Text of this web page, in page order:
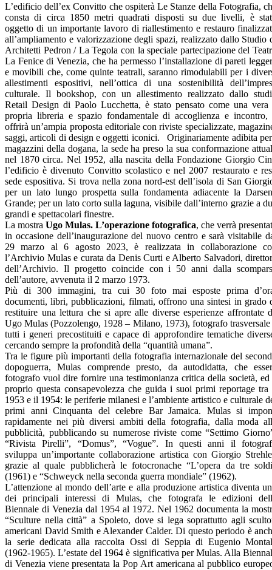
L’edificio dell’ex Convitto che ospiterà Le Stanze della Fotografia,
consta di circa 1850 metri quadrati disposti su due livelli, è
oggetto di un importante lavoro di riallestimento e restauro
all’ampliamento e valorizzazione degli spazi, realizzato dallo Studio
Architetti Pedron / La Tegola con la speciale partecipazione del
La Fenice di Venezia, che ha permesso l’installazione di pareti
e movibili che, come quinte teatrali, saranno rimodulabili per i
allestimenti espositivi, nell’ottica di una sostenibilità
culturale. Il bookshop, con un allestimento realizzato dallo
Retail Design di Paolo Lucchetta, è stato pensato come una vera
propria libreria e spazio fondamentale di accoglienza e incontro,
offrirà un’ampia proposta editoriale con riviste specializzate,
saggi, articoli di design e oggetti iconici. Originariamente adibita
magazzini della dogana, la sede ha preso la sua conformazione
nel 1870 circa. Nel 1952, alla nascita della Fondazione Giorgio
l’edificio è divenuto Convitto scolastico e nel 2007 restaurato e
sede espositiva. Si trova nella zona nord-est dell’isola di San
per un lato lungo prospetta sulla fondamenta adiacente la
Grande; per un lato corto sulla laguna, visibile dall’interno grazie a
grandi e spettacolari finestre.
La mostra Ugo Mulas. L’operazione fotografica, che verrà
in occasione dell’inaugurazione del nuovo centro e sarà visitabile
29 marzo al 6 agosto 2023, è realizzata in collaborazione
l’Archivio Mulas e curata da Denis Curti e Alberto Salvadori,
dell’Archivio. Il progetto coincide con i 50 anni dalla
dell’autore, avvenuta il 2 marzo 1973.
Più di 300 immagini, tra cui 30 foto mai esposte prima
documenti, libri, pubblicazioni, filmati, offrono una sintesi in grado
restituire una lettura che si apre alle diverse esperienze affrontate
Ugo Mulas (Pozzolengo, 1928 – Milano, 1973), fotografo trasversale
tutti i generi precostituiti e capace di approfondire tematiche
cercando sempre la profondità della “quantità umana”.
Tra le figure più importanti della fotografia internazionale del
dopoguerra, Mulas comprende presto, da autodidatta, che
fotografo vuol dire fornire una testimonianza critica della società, ed
proprio questa consapevolezza che guida i suoi primi reportage tra
1953 e il 1954: le periferie milanesi e l’ambiente artistico e culturale
primi anni Cinquanta del celebre Bar Jamaica. Mulas si
rapidamente nei più diversi ambiti della fotografia, dalla moda
pubblicità, pubblicando su numerose riviste come “Settimo
“Rivista Pirelli”, “Domus”, “Vogue”. In questi anni il
sviluppa un’importante collaborazione artistica con Giorgio
grazie al quale pubblicherà le fotocronache “L’opera da tre
(1961) e “Schweyck nella seconda guerra mondiale” (1962).
L’attenzione al mondo dell’arte e alla produzione artistica diventa
dei principali interessi di Mulas, che fotografa le edizioni
Biennale di Venezia dal 1954 al 1972. Nel 1962 documenta la
“Sculture nella città” a Spoleto, dove si lega soprattutto agli
americani David Smith e Alexander Calder. Di questo periodo è
la serie dedicata alla raccolta Ossi di Seppia di Eugenio
(1962-1965). L’estate del 1964 è significativa per Mulas. Alla
di Venezia viene presentata la Pop Art americana al pubblico